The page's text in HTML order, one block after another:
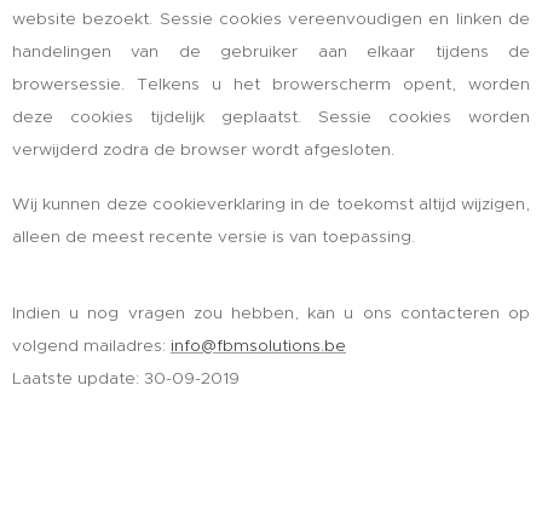
website bezoekt. Sessie cookies vereenvoudigen en linken de
handelingen van de gebruiker aan elkaar tijdens de
browersessie. Telkens u het browerscherm opent, worden
deze cookies tijdelijk geplaatst. Sessie cookies worden
verwijderd zodra de browser wordt afgesloten.
Wij kunnen deze cookieverklaring in de toekomst altijd wijzigen,
alleen de meest recente versie is van toepassing.
Indien u nog vragen zou hebben, kan u ons contacteren op
volgend mailadres: info@fbmsolutions.be
Laatste update: 30-09-2019